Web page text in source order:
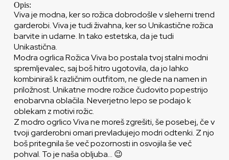
Opis:
Viva je modna, ker so rožica dobrodošle v sleherni trend
garderobi. Viva je tudi živahna, ker so Unikastične rožica
barvite in udarne. In tako estetska, da je tudi
Unikastična.
Modra ogrlica Rožica Viva bo postala tvoj stalni modni
spremljevalec, saj boš hitro ugotovila, da jo lahko
kombiniraš k različnim outfitom, ne glede na namen in
priložnost. Unikatne modre rožice čudovito popestrijo
enobarvna oblačila. Neverjetno lepo se podajo k
oblekam z motivi rožic.
Z modro ogrlico Viva ne moreš zgrešiti, še posebej, če v
tvoji garderobni omari prevladujejo modri odtenki. Z njo
boš pritegnila še več pozornosti in osvojila še več
pohval. To je naša obljuba… 😉